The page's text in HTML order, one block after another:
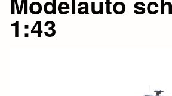
1:43